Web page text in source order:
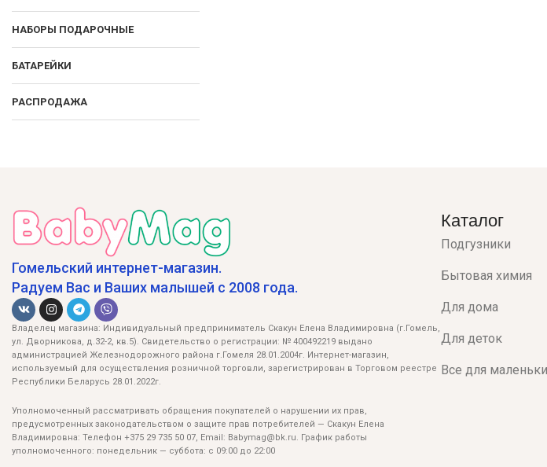
НАБОРЫ ПОДАРОЧНЫЕ
БАТАРЕЙКИ
РАСПРОДАЖА
Гомельский интернет-магазин.
Радуем Вас и Ваших малышей с 2008 года.
Владелец магазина: Индивидуальный предприниматель Скакун Елена Владимировна (г.Гомель,
ул. Дворникова, д.32-2, кв.5). Свидетельство о регистрации: № 400492219 выдано
администрацией Железнодорожного района г.Гомеля 28.01.2004г. Интернет-магазин,
используемый для осуществления розничной торговли, зарегистрирован в Торговом реестре
Республики Беларусь 28.01.2022г.
Уполномоченный рассматривать обращения покупателей о нарушении их прав,
предусмотренных законодательством о защите прав потребителей — Скакун Елена
Владимировна: Телефон +375 29 735 50 07, Email: Babymag@bk.ru. График работы
уполномоченного: понедельник — суббота: с 09:00 до 22:00
Каталог
Подгузники
Бытовая химия
Для дома
Для деток
Все для